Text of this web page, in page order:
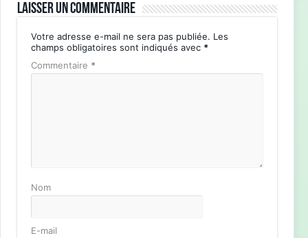
Laisser un commentaire
Votre adresse e-mail ne sera pas publiée. Les
champs obligatoires sont indiqués avec *
Commentaire *
Nom
E-mail